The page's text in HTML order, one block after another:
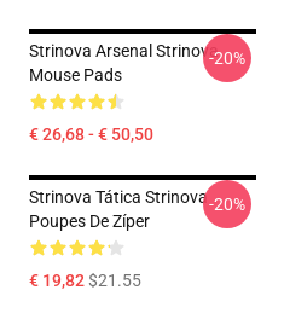
Strinova Arsenal Strinova
Mouse Pads
€ 26,68 - € 50,50
-20%
Strinova Tática Strinova
Poupes De Zíper
€ 19,82$21.55
-20%